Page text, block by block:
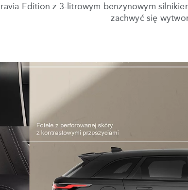
Edition z 3-litrowym benzynowym
zachwyć się